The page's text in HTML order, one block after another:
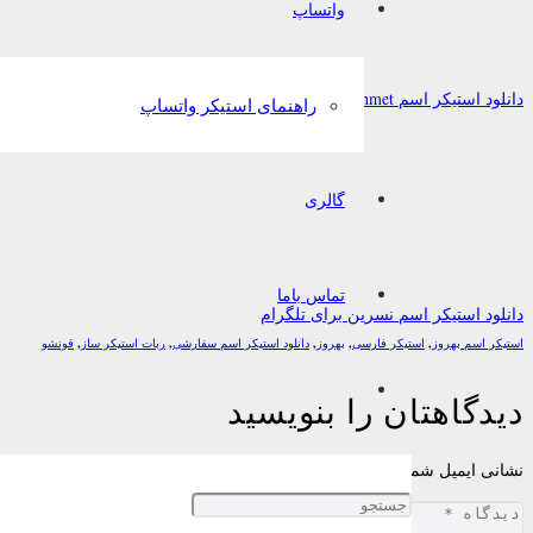
واتساپ
راهنمای استیکر واتساپ
گالری
تماس باما
دانلود استیکر اسم Ahmet برای تلگرام
دانلود استیکر اسم نسرین برای تلگرام
استیکر اسم بهروز , استیکر فارسی, بهروز , دانلود استیکر اسم سفارشی, ربات استیکر ساز , قونشو
دیدگاهتان را بنویسید
نشانی ایمیل شما منتشر نخواهد شد.